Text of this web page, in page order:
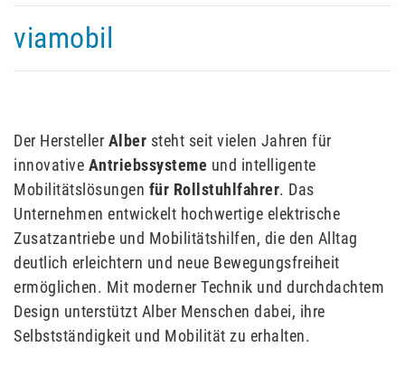
viamobil
Der Hersteller Alber steht seit vielen Jahren für
innovative Antriebssysteme und intelligente
Mobilitätslösungen für Rollstuhlfahrer. Das
Unternehmen entwickelt hochwertige elektrische
Zusatzantriebe und Mobilitätshilfen, die den Alltag
deutlich erleichtern und neue Bewegungsfreiheit
ermöglichen. Mit moderner Technik und durchdachtem
Design unterstützt Alber Menschen dabei, ihre
Selbstständigkeit und Mobilität zu erhalten.